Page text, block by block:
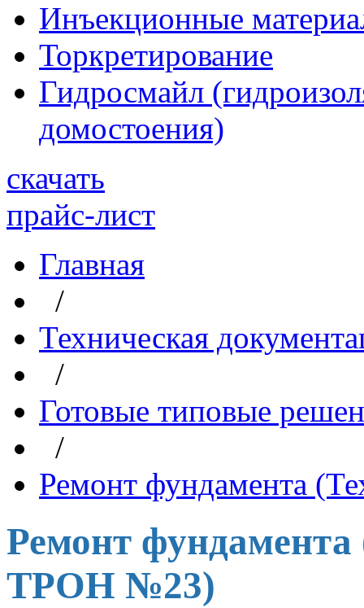
Инъекционные
Торкретирование
Гидросмайл
домостоения)
скачать
прайс-лист
Главная
/
Техническая
/
Готовые типовые
/
Ремонт фундамента
Ремонт
ТРОН №23)